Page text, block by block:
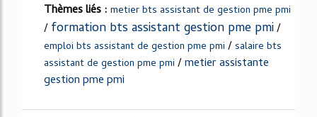
Thèmes liés : metier bts assistant de gestion pme pmi
/formation bts assistant gestion pme pmi/
emploi bts assistant de gestion pme pmi /salaire bts
assistant de gestion pme pmi /metier assistante
gestion pme pmi